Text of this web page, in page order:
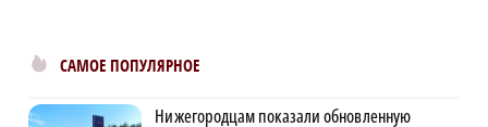
САМОЕ ПОПУЛЯРНОЕ
Нижегородцам показали обновленную